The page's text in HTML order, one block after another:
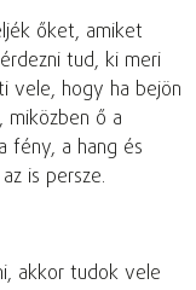
őket, amiket
tud, ki meri
vele, hogy ha bejön
miközben ő a
fény, a hang és
is persze.
akkor tudok vele